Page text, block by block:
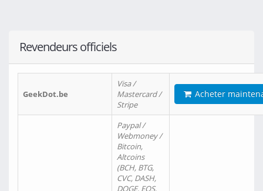
Revendeurs officiels
GeekDot.be
Visa /
Mastercard /
Stripe
Acheter
Paypal /
Webmoney /
Bitcoin,
Altcoins
(BCH, BTG,
CVC, DASH,
DOGE, EOS,